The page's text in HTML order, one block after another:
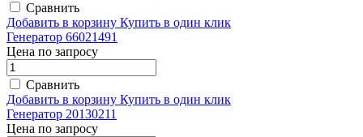
Сравнить
Добавить в корзину Купить в один клик
Генератор 66021491
Цена по запросу
Сравнить
Добавить в корзину Купить в один клик
Генератор 20130211
Цена по запросу